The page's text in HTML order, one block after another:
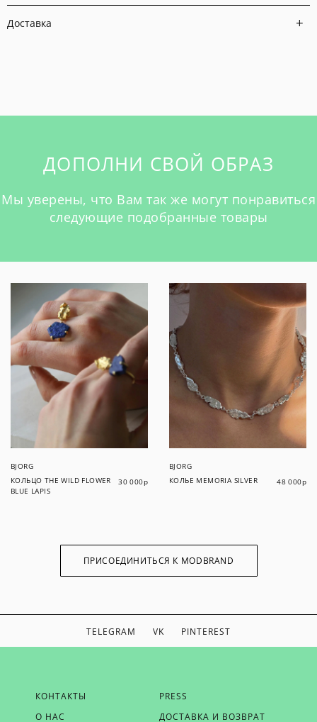
Доставка
ДОПОЛНИ СВОЙ ОБРАЗ
Мы уверены, что Вам так же могут понравиться
следующие подобранные товары
BJORG
КОЛЬЦО THE WILD FLOWER
BLUE LAPIS
30 000р
BJORG
КОЛЬЕ MEMORIA SILVER
48 000р
ПРИСОЕДИНИТЬСЯ К MODBRAND
TELEGRAM VK PINTEREST
КОНТАКТЫ
PRESS
О НАС
ДОСТАВКА И ВОЗВРАТ
ЕСЛИ ВЫ ХОТИТЕ БЫТЬ В КУРСЕ НАШИХ НОВОСТЕЙ,
ОТПРАВЬТЕ НАМ СВОЙ EMAIL